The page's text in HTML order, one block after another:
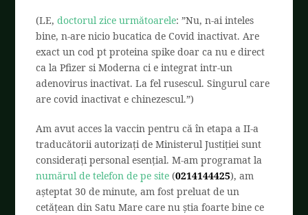
(LE,doctorul zice următoarele: ”Nu, n-ai inteles
bine, n-are nicio bucatica de Covid inactivat. Are
exact un cod pt proteina spike doar ca nu e direct
ca la Pfizer si Moderna ci e integrat intr-un
adenovirus inactivat. La fel rusescul. Singurul care
are covid inactivat e chinezescul.”)
Am avut acces la vaccin pentru că în etapa a II-a
traducătorii autorizați de Ministerul Justiției sunt
considerați personal esențial. M-am programat la
numărul de telefon de pe site (0214144425), am
așteptat 30 de minute, am fost preluat de un
cetățean din Satu Mare care nu știa foarte bine ce